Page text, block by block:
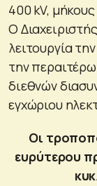
400 kV,
Ο
λειτουργία
την
διεθνών
εγχώριου
Οι
ευρύτερου